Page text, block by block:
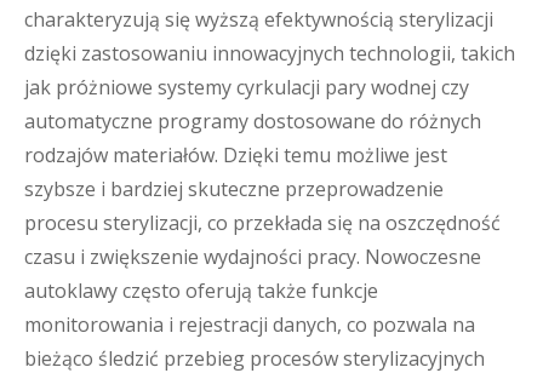
charakteryzują się wyższą efektywnością sterylizacji
dzięki zastosowaniu innowacyjnych technologii, takich
jak próżniowe systemy cyrkulacji pary wodnej czy
automatyczne programy dostosowane do różnych
rodzajów materiałów. Dzięki temu możliwe jest
szybsze i bardziej skuteczne przeprowadzenie
procesu sterylizacji, co przekłada się na oszczędność
czasu i zwiększenie wydajności pracy. Nowoczesne
autoklawy często oferują także funkcje
monitorowania i rejestracji danych, co pozwala na
bieżąco śledzić przebieg procesów sterylizacyjnych